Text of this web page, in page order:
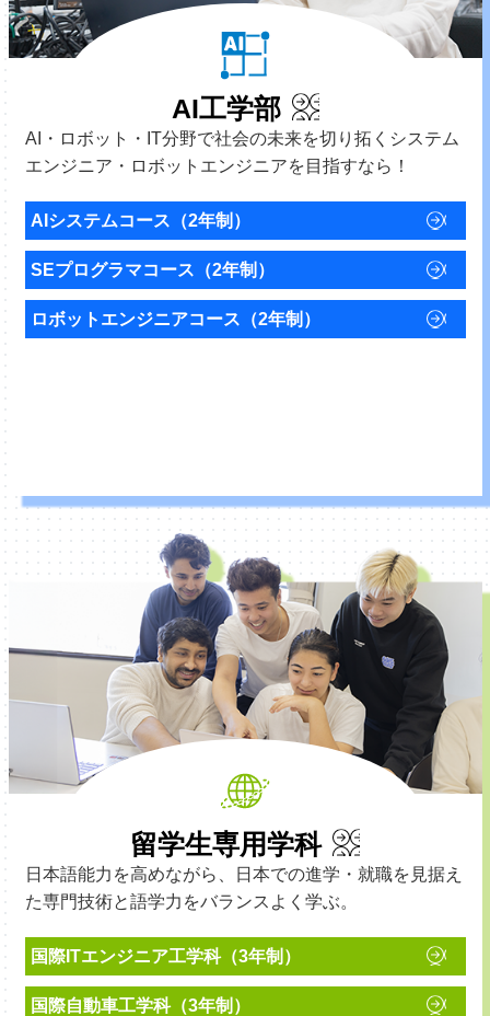
AI工学部
AI・ロボット・IT分野で社会の未来を切り拓くシステム
エンジニア・ロボットエンジニアを目指すなら！
AIシステムコース（2年制）
SEプログラマコース（2年制）
ロボットエンジニアコース（2年制）
留学生専用学科
日本語能力を高めながら、日本での進学・就職を見据え
た専門技術と語学力をバランスよく学ぶ。
国際ITエンジニア工学科（3年制）
国際自動車工学科（3年制）